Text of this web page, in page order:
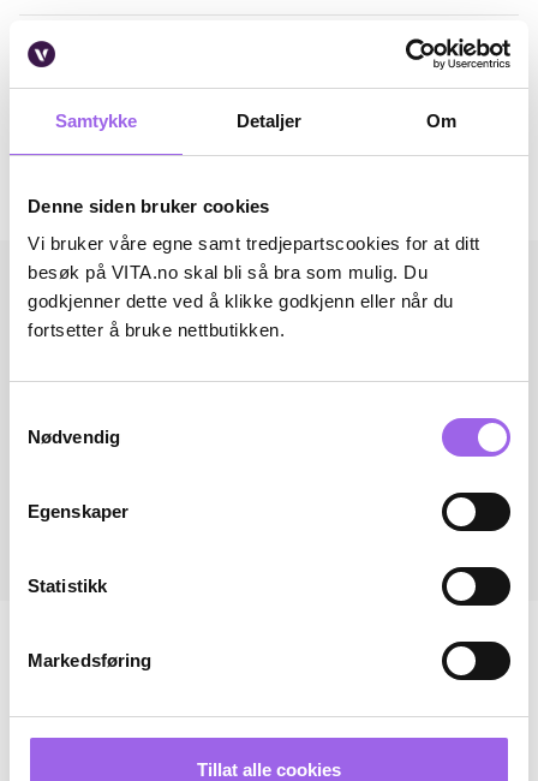
Samtykke Detaljer Om
Denne siden bruker cookies
Vi bruker våre egne samt tredjepartscookies for at ditt
besøk på VITA.no skal bli så bra som mulig. Du
godkjenner dette ved å klikke godkjenn eller når du
fortsetter å bruke nettbutikken.
Nødvendig
Egenskaper
Statistikk
Markedsføring
Tillat alle cookies
Ingredienser
Omtaler
Andre har også kjøpt..